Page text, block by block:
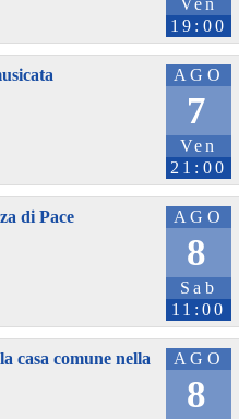
Ven
19:00
AGO
7
Ven
21:00
AGO
8
Sab
11:00
di Pace
AGO
8
casa comune nella